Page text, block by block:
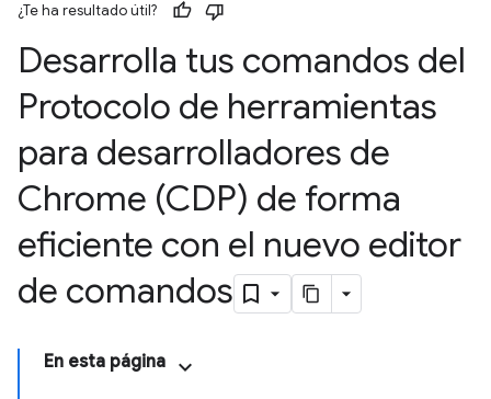
¿Te ha resultado útil?
Desarrolla tus comandos del
Protocolo de herramientas
para desarrolladores de
Chrome (CDP) de forma
eficiente con el nuevo editor
de comandos
En esta página